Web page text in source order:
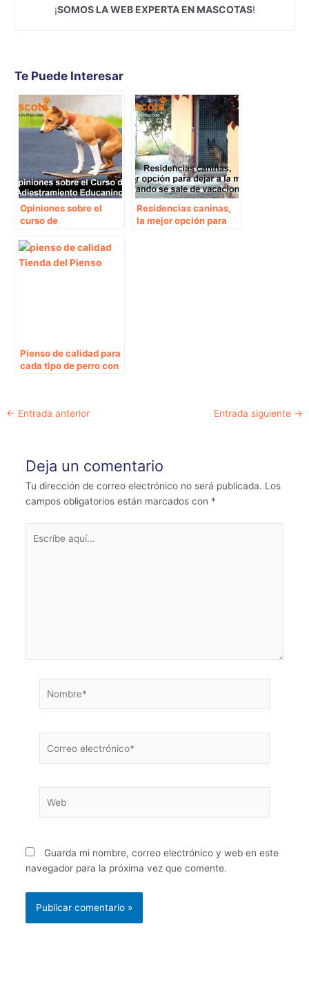
¡SOMOS LA WEB EXPERTA EN MASCOTAS!
Te Puede Interesar
Opiniones sobre el
curso de
Educanino
Residencias caninas,
la mejor opción para
Pienso de calidad para
cada tipo de perro con
Navegación
← Entrada anterior Entrada siguiente →
Deja un comentario
Tu dirección de correo electrónico no será publicada. Los
campos obligatorios están marcados con *
aquí...
electrónico*
Guarda mi nombre, correo electrónico y web en este
navegador para la próxima vez que comente.